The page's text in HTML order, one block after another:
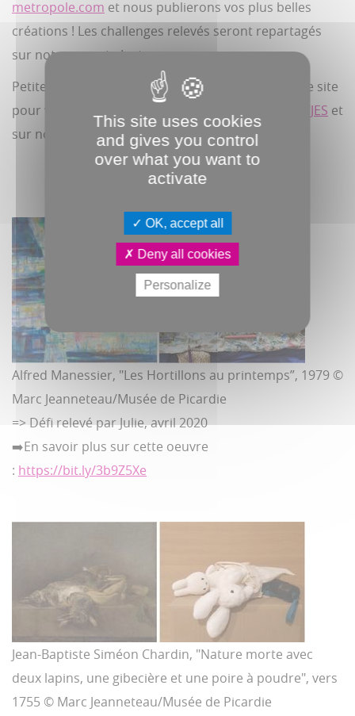
metropole.com et nous publierons vos plus belles
créations ! Les challenges relevés seront repartagés
sur notre compte Instagram.
Petite panne d’
inspiration? Rendez-vous sur notre site
pour vous donner des idées ! ➡️
https://bit.ly/2yaVJES et
sur notre story Instagram.
Alfred Manessier, "Les Hortillons au printemps”, 1979 ©
Marc Jeanneteau/Musée de Picardie
=> Défi relevé par Julie, avril 2020
➡️En savoir plus sur cette oeuvre
: https://bit.ly/3b9Z5Xe
Jean-Baptiste Siméon Chardin, "Nature morte avec
deux lapins, une gibecière et une poire à poudre", vers
1755 © Marc Jeanneteau/Musée de Picardie
This site uses cookies
and gives you control
over what you want to
activate
OK, accept all
Deny all cookies
Personalize